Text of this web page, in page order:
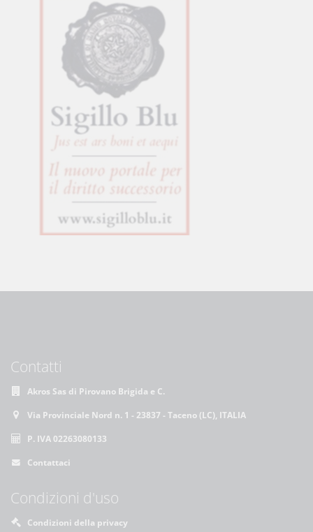
Contatti
Akros Sas di Pirovano Brigida e C.
Via Provinciale Nord n. 1 - 23837 - Taceno (LC), ITALIA
P. IVA 02263080133
Contattaci
Condizioni d'uso
Condizioni della privacy